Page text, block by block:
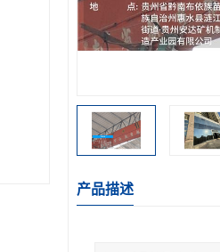
产品描述